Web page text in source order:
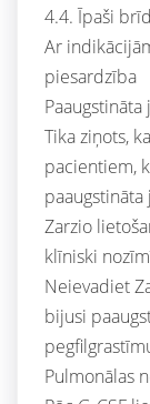
4.4. Īpaši
Ar
piesardzība
Tika ziņots,
pacientiem,
Zarzio
klīniski
Neievadiet
bijusi
Pulmonālas